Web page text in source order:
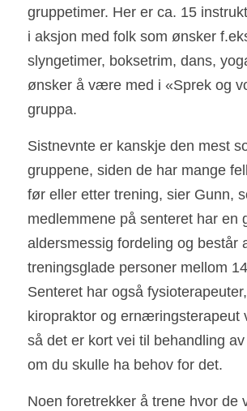
gruppetimer. Her er ca. 15
i aksjon med folk som ønsker
slyngetimer, boksetrim, dans,
ønsker å være med i «Sprek og
gruppa.
Sistnevnte er kanskje den mest
gruppene, siden de har mange
før eller etter trening, sier Gunn,
medlemmene på senteret har en
aldersmessig fordeling og består
treningsglade personer mellom
Senteret har også
kiropraktor og ernæringsterapeut
så det er kort vei til behandling
om du skulle ha behov for det.
Noen foretrekker å trene hvor de